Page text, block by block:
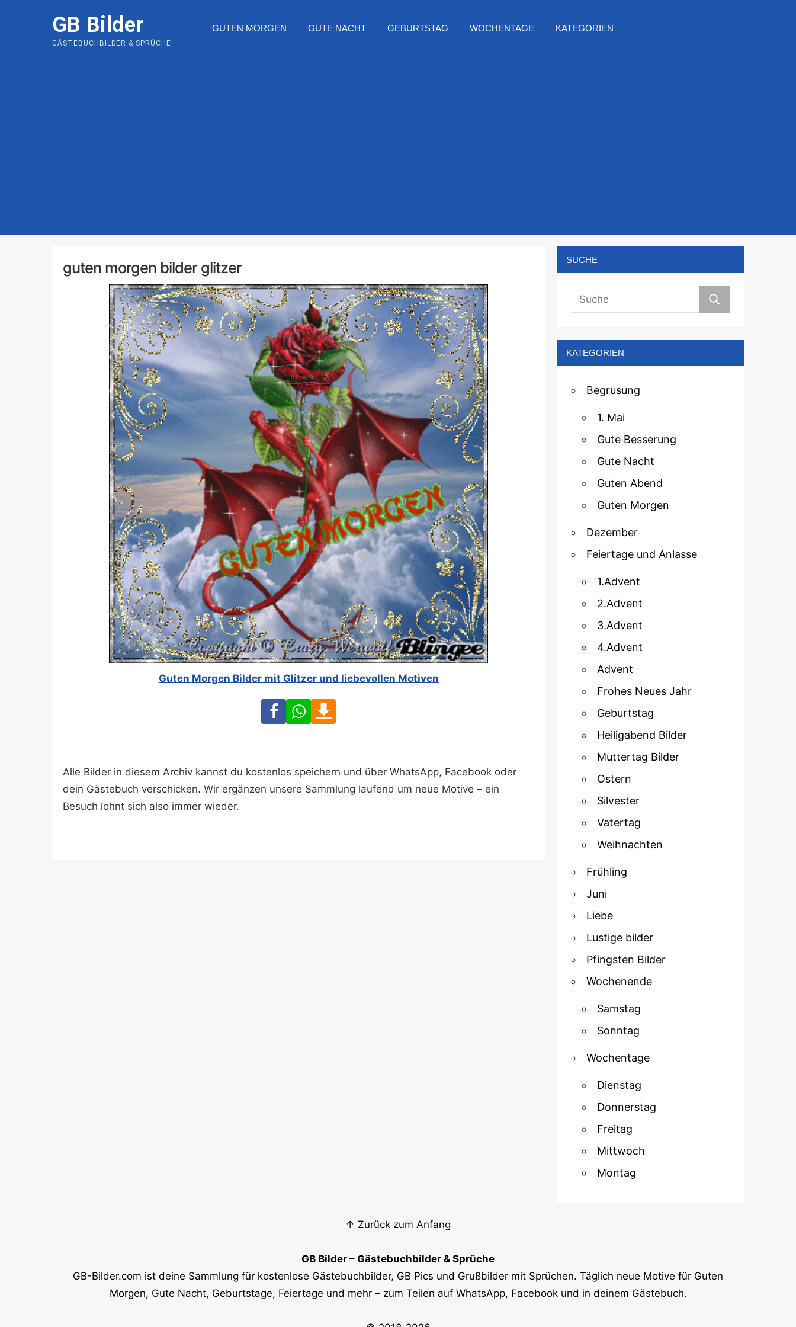
GB Bilder
GÄSTEBUCHBILDER & SPRÜCHE
GUTEN MORGEN GUTE NACHT GEBURTSTAG WOCHENTAGE KATEGORIEN
guten morgen bilder glitzer
Guten Morgen Bilder mit Glitzer und liebevollen Motiven
FacebookWhatsApp
Alle Bilder in diesem Archiv kannst du kostenlos speichern und über WhatsApp, Facebook oder
dein Gästebuch verschicken. Wir ergänzen unsere Sammlung laufend um neue Motive – ein
Besuch lohnt sich also immer wieder.
SUCHE
KATEGORIEN
Begrusung
1. Mai
Gute Besserung
Gute Nacht
Guten Abend
Guten Morgen
Dezember
Feiertage und Anlasse
1.Advent
2.Advent
3.Advent
4.Advent
Advent
Frohes Neues Jahr
Geburtstag
Heiligabend Bilder
Muttertag Bilder
Ostern
Silvester
Vatertag
Weihnachten
Frühling
Juni
Liebe
Lustige bilder
Pfingsten Bilder
Wochenende
Samstag
Sonntag
Wochentage
Dienstag
Donnerstag
Freitag
Mittwoch
Montag
↑ Zurück zum Anfang
GB Bilder – Gästebuchbilder & Sprüche
GB-Bilder.com ist deine Sammlung für kostenlose Gästebuchbilder, GB Pics und Grußbilder mit Sprüchen. Täglich neue Motive für Guten
Morgen, Gute Nacht, Geburtstage, Feiertage und mehr – zum Teilen auf WhatsApp, Facebook und in deinem Gästebuch.